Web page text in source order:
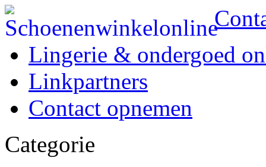
Lingerie & ondergoed
Linkpartners
Contact opnemen
Categorie